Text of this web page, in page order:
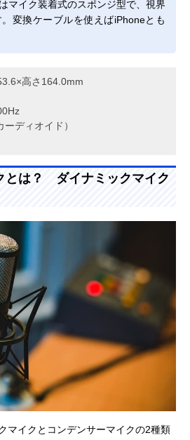
マイク装着式のスポンジ型で、視界
変換ケーブルを使えばiPhoneとも
高さ164.0mm
ーディオイド）
とは？ ダイナミックマイク
マイクとコンデンサーマイクの2種類